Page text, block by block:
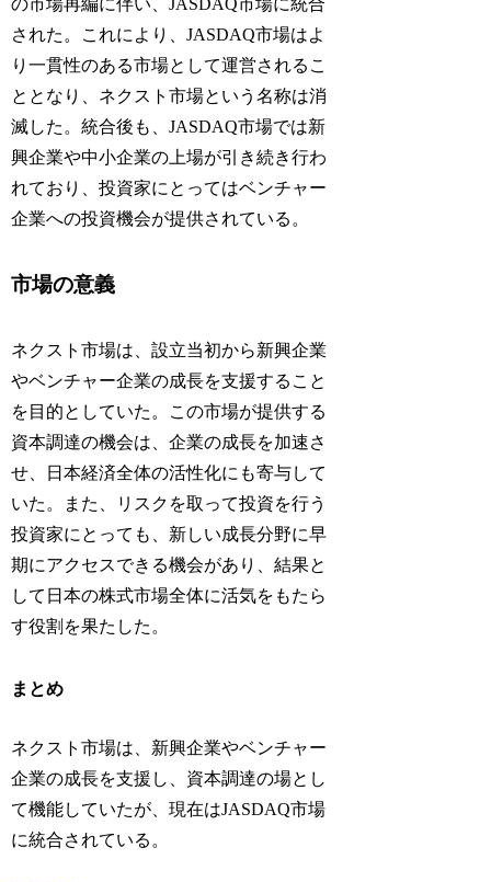
された。これにより、JASDAQ市場はよ
り一貫性のある市場として運営されるこ
ととなり、ネクスト市場という名称は消
滅した。統合後も、JASDAQ市場では新
興企業や中小企業の上場が引き続き行わ
れており、投資家にとってはベンチャー
企業への投資機会が提供されている。
市場の意義
ネクスト市場は、設立当初から新興企業
やベンチャー企業の成長を支援すること
を目的としていた。この市場が提供する
資本調達の機会は、企業の成長を加速さ
せ、日本経済全体の活性化にも寄与して
いた。また、リスクを取って投資を行う
投資家にとっても、新しい成長分野に早
期にアクセスできる機会があり、結果と
して日本の株式市場全体に活気をもたら
す役割を果たした。
まとめ
ネクスト市場は、新興企業やベンチャー
企業の成長を支援し、資本調達の場とし
て機能していたが、現在はJASDAQ市場
に統合されている。